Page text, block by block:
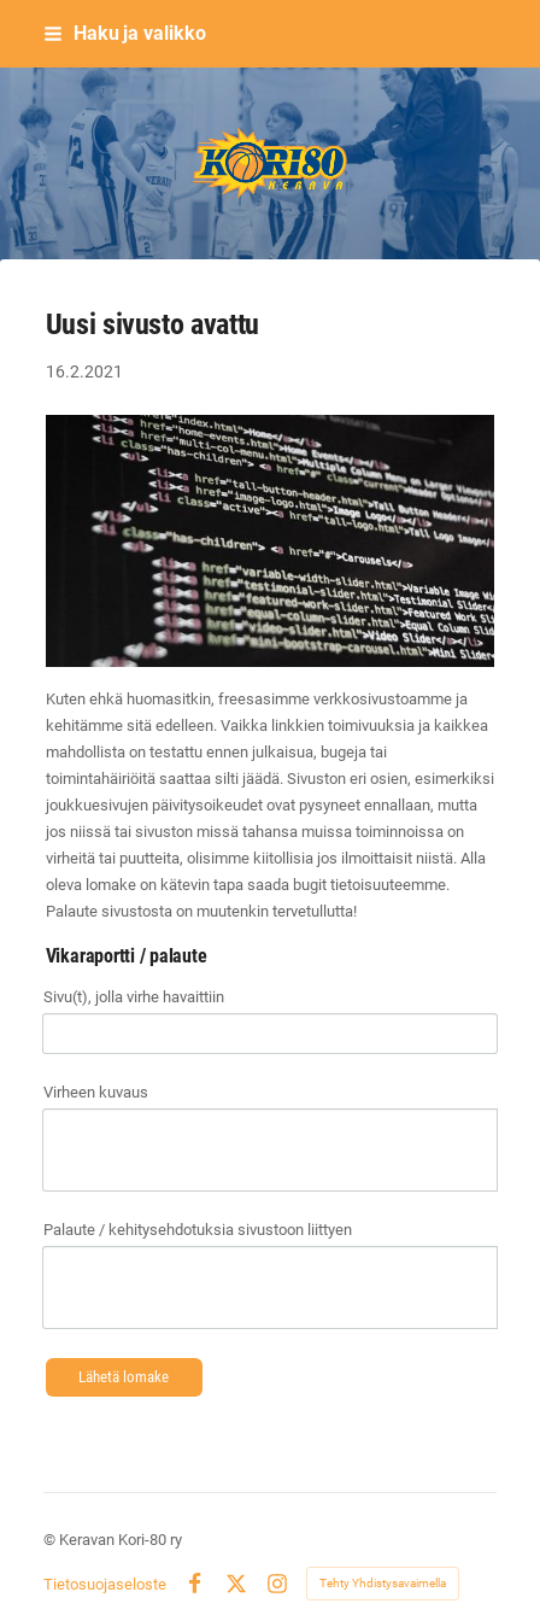
Siirry
sisältöön
Haku ja valikko
Keravan Kori-80 ry
Uusi sivusto avattu
16.2.2021
Kuten ehkä huomasitkin, freesasimme verkkosivustoamme ja
kehitämme sitä edelleen. Vaikka linkkien toimivuuksia ja kaikkea
mahdollista on testattu ennen julkaisua, bugeja tai
toimintahäiriöitä saattaa silti jäädä. Sivuston eri osien, esimerkiksi
joukkuesivujen päivitysoikeudet ovat pysyneet ennallaan, mutta
jos niissä tai sivuston missä tahansa muissa toiminnoissa on
virheitä tai puutteita, olisimme kiitollisia jos ilmoittaisit niistä. Alla
oleva lomake on kätevin tapa saada bugit tietoisuuteemme.
Palaute sivustosta on muutenkin tervetullutta!
Vikaraportti / palaute
Sivu(t), jolla virhe havaittiin
Virheen kuvaus
Palaute / kehitysehdotuksia sivustoon liittyen
Lähetä lomake
© Keravan Kori-80 ry
Tietosuojaseloste
Instagram
Tehty Yhdistysavaimella